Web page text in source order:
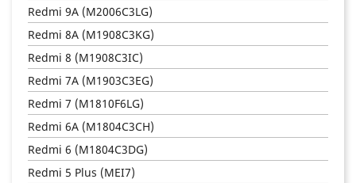
Redmi 9A (M2006C3LG)
Redmi 8A (M1908C3KG)
Redmi 8 (M1908C3IC)
Redmi 7A (M1903C3EG)
Redmi 7 (M1810F6LG)
Redmi 6A (M1804C3CH)
Redmi 6 (M1804C3DG)
Redmi 5 Plus (MEI7)